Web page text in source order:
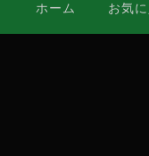
ホーム お気